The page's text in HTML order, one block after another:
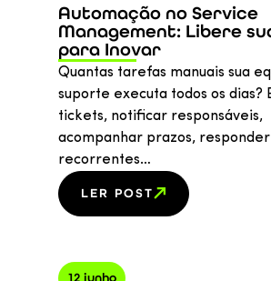
Automação no Service
Management: Libere
para Inovar
Quantas tarefas manuais sua
suporte executa todos os dias?
tickets, notificar responsáveis,
acompanhar prazos, responder
recorrentes…
LER POST
12 junho